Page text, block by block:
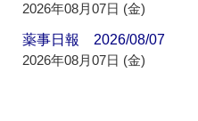
2026年08月07日 (金)
薬事日報 2026/08/07
2026年08月07日 (金)